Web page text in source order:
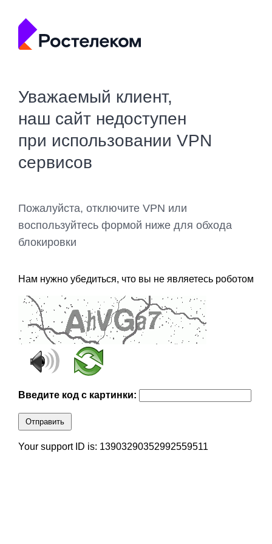
Уважаемый клиент,
наш сайт недоступен
при использовании VPN
сервисов
Пожалуйста, отключите VPN или
воспользуйтесь формой ниже для обхода
блокировки
Нам нужно убедиться, что вы не являетесь роботом
Введите код с картинки:
Отправить
Your support ID is: 13903290352992559511